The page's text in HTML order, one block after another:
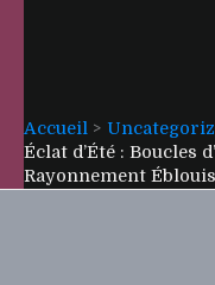
Accueil
Éclat d’Été : Boucles
Rayonnement